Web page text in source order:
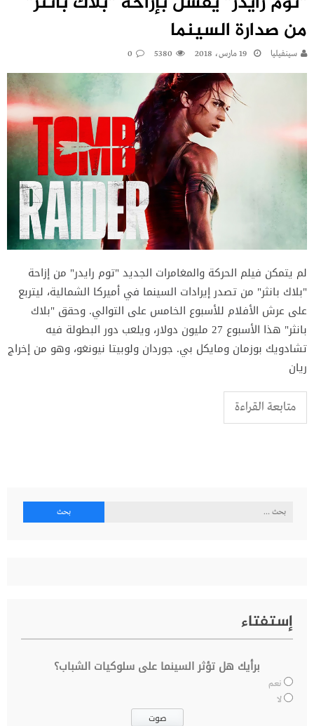
من صدارة السينما
سينفيليا 19 مارس، 2018 5380
0
لم يتمكن فيلم الحركة والمغامرات الجديد "توم رايدر" من إزاحة
"بلاك بانثر" من تصدر إيرادات السينما في أميركا الشمالية، ليتربع
على عرش الأفلام للأسبوع الخامس على التوالي. وحقق "بلاك
بانثر" هذا الأسبوع 27 مليون دولار، ويلعب دور البطولة فيه
تشادويك بوزمان ومايكل بي. جوردان ولوبيتا نيونغو، وهو من إخراج
ريان
متابعة القراءة
البحث
إستفتاء
برأيك هل تؤثر السينما على سلوكيات الشباب؟
نعم
لا